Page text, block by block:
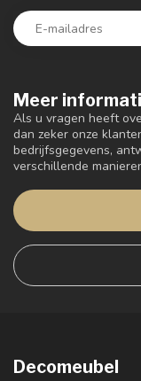
Meer
Als u vragen heeft
dan zeker onze
bedrijfsgegevens,
verschillende
Decomeubel